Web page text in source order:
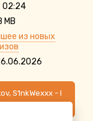
02:24
MB
из новых
S1nkWexxx - I